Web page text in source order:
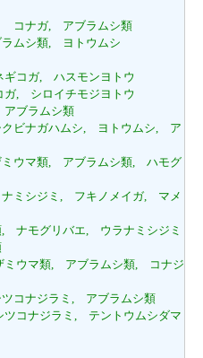
コナガ, アブラムシ類
ムシ類, ヨトウムシ
コガ, ハスモンヨトウ
, シロイチモジヨトウ
ブラムシ類
ビナガハムシ, ヨトウムシ, ア
ウマ類, アブラムシ類, ハモグ
キノメイガ, マメ
ナモグリバエ, ウラナミシジミ
ウマ類, アブラムシ類, コナジ
コナジラミ, アブラムシ類
コナジラミ, テントウムシダマ